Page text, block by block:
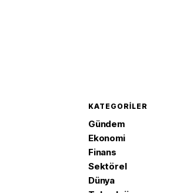
KATEGORILER
Gündem
Ekonomi
Finans
Sektörel
Dünya